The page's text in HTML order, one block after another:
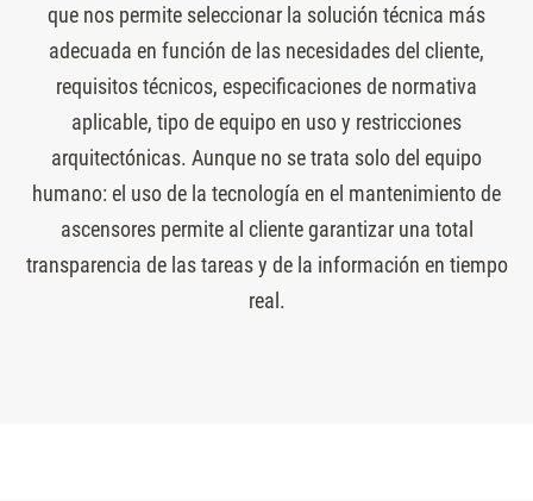
que nos permite seleccionar la solución técnica más
adecuada en función de las necesidades del cliente,
requisitos técnicos, especificaciones de normativa
aplicable, tipo de equipo en uso y restricciones
arquitectónicas. Aunque no se trata solo del equipo
humano: el uso de la tecnología en el mantenimiento de
ascensores permite al cliente garantizar una total
transparencia de las tareas y de la información en tiempo
real.